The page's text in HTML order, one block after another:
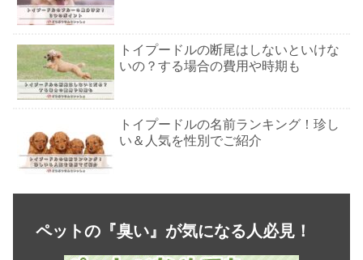
トイプードルの断尾はしないといけな
いの？する場合の費用や時期も
トイプードルの名前ランキング！珍し
い＆人気を性別でご紹介
ペットの『臭い』が気になる人必見！